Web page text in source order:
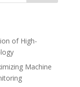
of High-
Machine